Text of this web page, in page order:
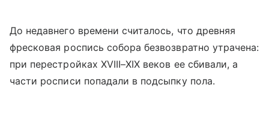
До недавнего времени считалось, что древняя
фресковая роспись собора безвозвратно утрачена:
при перестройках XVIII–XIX веков ее сбивали, а
части росписи попадали в подсыпку пола.